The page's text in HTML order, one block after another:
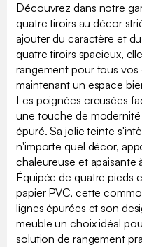
Découvrez dans notre
quatre tiroirs au décor
ajouter du caractère et
quatre tiroirs spacieux,
rangement pour tous
maintenant un espace
Les poignées creusées
une touche de
épuré. Sa jolie teinte
n'importe quel décor,
chaleureuse et apaisante
Équipée de quatre pieds
papier PVC, cette
lignes épurées et son
meuble un choix idéal
solution de rangement